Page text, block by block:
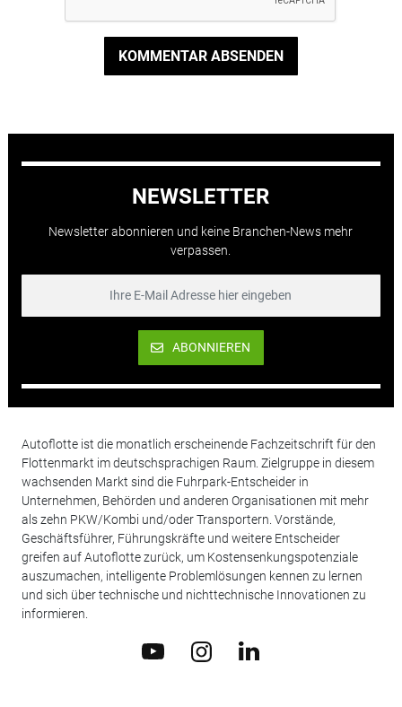
KOMMENTAR ABSENDEN
NEWSLETTER
Newsletter abonnieren und keine Branchen-News mehr
verpassen.
ABONNIEREN
Autoflotte ist die monatlich erscheinende Fachzeitschrift für den
Flottenmarkt im deutschsprachigen Raum. Zielgruppe in diesem
wachsenden Markt sind die Fuhrpark-Entscheider in
Unternehmen, Behörden und anderen Organisationen mit mehr
als zehn PKW/Kombi und/oder Transportern. Vorstände,
Geschäftsführer, Führungskräfte und weitere Entscheider
greifen auf Autoflotte zurück, um Kostensenkungspotenziale
auszumachen, intelligente Problemlösungen kennen zu lernen
und sich über technische und nichttechnische Innovationen zu
informieren.